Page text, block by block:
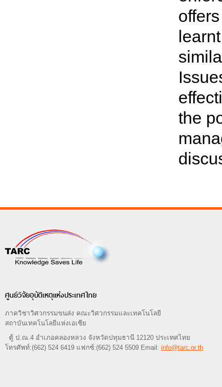
the
ศูนย์วิจัยอุบัติเหตุแห่งประเทศไทย
ภาควิชาวิศวกรรมขนส่ง คณะวิศวกรรมและเทคโนโลยี
สถาบันเทคโนโลยีแห่งเอเซีย
ตู้ ป.ณ.4 อำเภอคลองหลวง จังหวัดปทุมธานี 12120 ประเทศไทย
โทรศัพท์:(662) 524 6419 แฟกซ์:(662) 524 5509 Email: info@tarc.or.th